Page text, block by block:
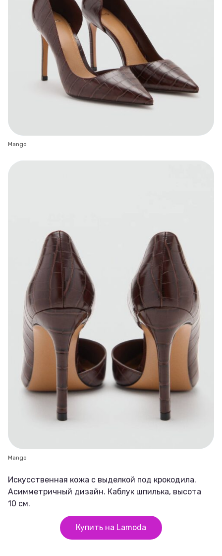
Mango
Mango
Искусственная кожа с выделкой под крокодила.
Асимметричный дизайн. Каблук шпилька, высота
10 см.
Купить на Lamoda